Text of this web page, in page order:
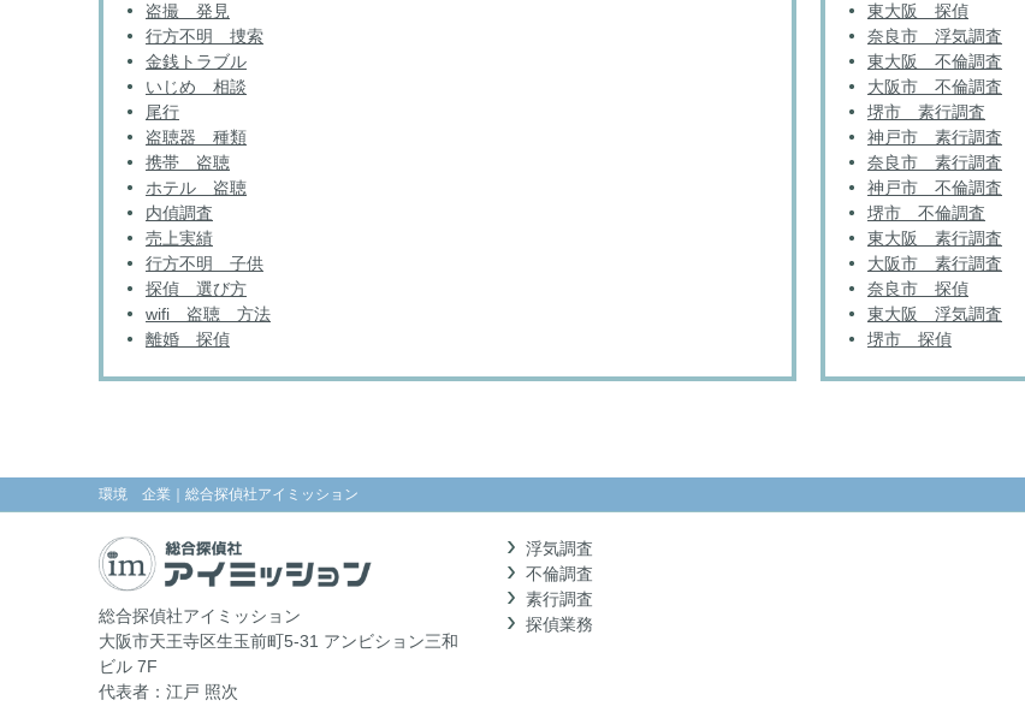
盗撮 発見
行方不明 捜索
金銭トラブル
いじめ 相談
尾行
盗聴器 種類
携帯 盗聴
ホテル 盗聴
内偵調査
売上実績
行方不明 子供
探偵 選び方
wifi 盗聴 方法
離婚 探偵
東大阪 探偵
奈良市 浮気調査
東大阪 不倫調査
大阪市 不倫調査
堺市 素行調査
神戸市 素行調査
奈良市 素行調査
神戸市 不倫調査
堺市 不倫調査
東大阪 素行調査
大阪市 素行調査
奈良市 探偵
東大阪 浮気調査
堺市 探偵
環境 企業 ｜総合探偵社アイミッション
総合探偵社アイミッション
大阪市天王寺区生玉前町5-31 アンビション三和
ビル 7F
代表者：江戸 照次
浮気調査
不倫調査
素行調査
探偵業務